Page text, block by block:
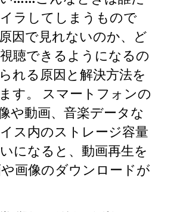
ラしてしまうもので
因で見れないのか、ど
聴できるようになるの
れる原因と解決方法を
す。 スマートフォンの
や動画、音楽データな
ス内のストレージ容量
になると、動画再生を
画像のダウンロードが